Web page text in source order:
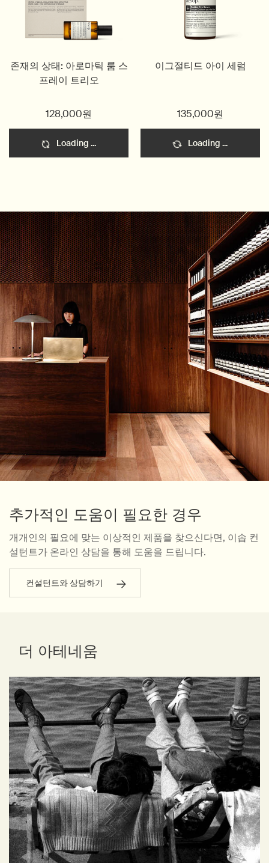
존재의 상태: 아로마틱 룸 스
프레이 트리오
128,000원
Loading ...
이그절티드 아이 세럼
135,000원
Loading ...
추가적인 도움이 필요한 경우
개개인의 필요에 맞는 이상적인 제품을 찾으신다면, 이솝 컨
설턴트가 온라인 상담을 통해 도움을 드립니다.
컨설턴트와 상담하기
더 아테네움